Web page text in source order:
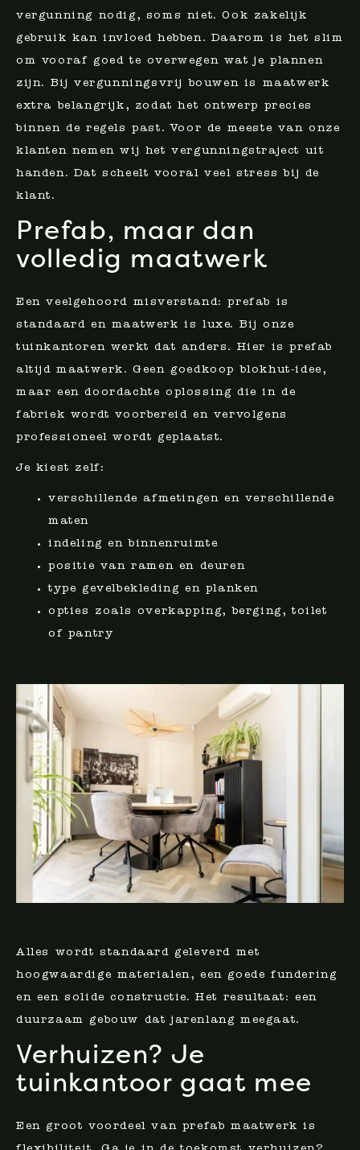
vergunning nodig, soms niet. Ook zakelijk
gebruik kan invloed hebben. Daarom is het slim
om vooraf goed te overwegen wat je plannen
zijn. Bij vergunningsvrij bouwen is maatwerk
extra belangrijk, zodat het ontwerp precies
binnen de regels past. Voor de meeste van onze
klanten nemen wij het vergunningstraject uit
handen. Dat scheelt vooral veel stress bij de
klant.
Prefab, maar dan
volledig maatwerk
Een veelgehoord misverstand: prefab is
standaard en maatwerk is luxe. Bij onze
tuinkantoren werkt dat anders. Hier is prefab
altijd maatwerk. Geen goedkoop blokhut-idee,
maar een doordachte oplossing die in de
fabriek wordt voorbereid en vervolgens
professioneel wordt geplaatst.
Je kiest zelf:
verschillende afmetingen en verschillende
maten
indeling en binnenruimte
positie van ramen en deuren
type gevelbekleding en planken
opties zoals overkapping, berging, toilet
of pantry
Alles wordt standaard geleverd met
hoogwaardige materialen, een goede fundering
en een solide constructie. Het resultaat: een
duurzaam gebouw dat jarenlang meegaat.
Verhuizen? Je
tuinkantoor gaat mee
Een groot voordeel van prefab maatwerk is